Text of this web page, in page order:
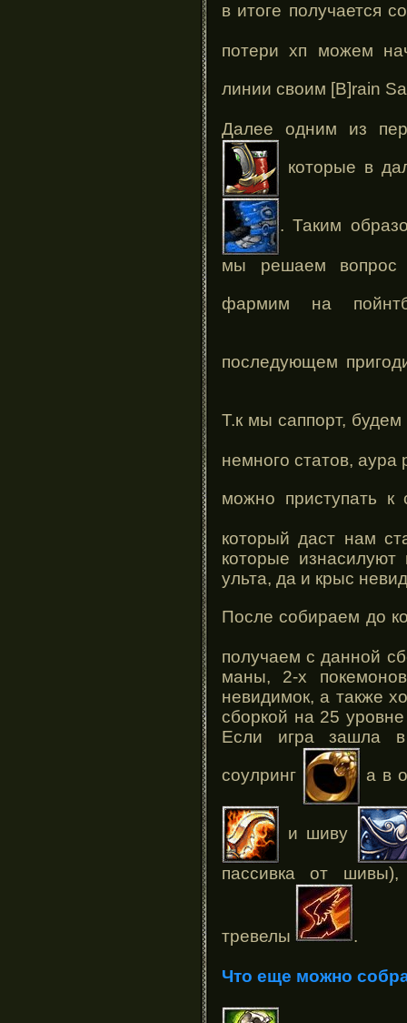
в итоге получается
потери хп можем
линии своим [B]rain
Далее одним из
которые в
. Таким
мы решаем вопрос
фармим на
последующем
Т.к мы саппорт,
немного статов,
можно приступать к
который даст нам
которые изнасилуют
ульта, да и крыс
После собираем до
получаем с данной
маны, 2-х
невидимок, а также
сборкой на 25
Если игра зашла
соулринг а в
и шиву
пассивка от
тревелы .
Что еще можно